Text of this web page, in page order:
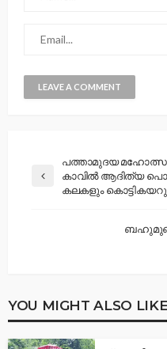
പത്താമുദയ
കാവില്‍ ആദിത്യ
കലകളും
ബഹുമുഖ
YOU MIGHT ALSO LIKE